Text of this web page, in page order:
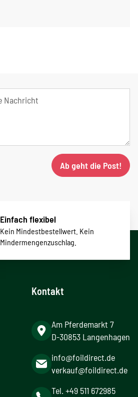
Ab geht die Post!
Einfach flexibel
Kein Mindestbestellwert. Kein
Mindermengenzuschlag.
Kontakt
Am Pferdemarkt 7
D-30853 Langenhagen
info@foildirect.de
verkauf@foildirect.de
Tel. +49 511 672985